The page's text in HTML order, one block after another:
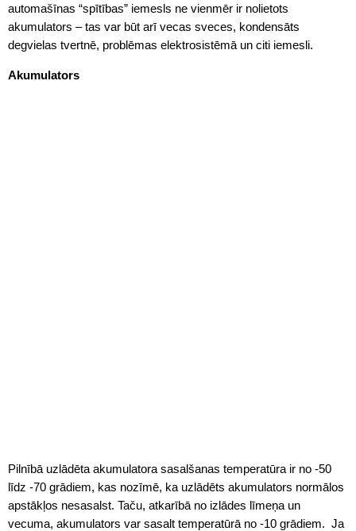
automašīnas “spītības” iemesls ne vienmēr ir nolietots
akumulators – tas var būt arī vecas sveces, kondensāts
degvielas tvertnē, problēmas elektrosistēmā un citi iemesli.
Akumulators
Pilnībā uzlādēta akumulatora sasalšanas temperatūra ir no -50
līdz -70 grādiem, kas nozīmē, ka uzlādēts akumulators normālos
apstākļos nesasalst. Taču, atkarībā no izlādes līmeņa un
vecuma, akumulators var sasalt temperatūrā no -10 grādiem. Ja